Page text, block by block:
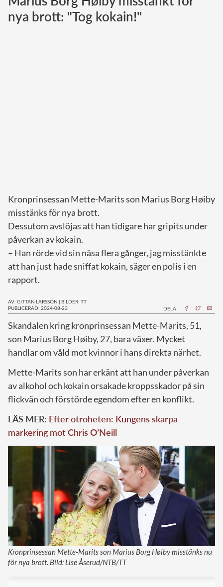
Norska kungahuset
nya brott: "Tog kokain!"
Kronprinsessan Mette-Marits son Marius Borg Høiby
misstänks för nya brott.
Dessutom avslöjas att han tidigare har gripits under
påverkan av kokain.
– Han rörde vid sin näsa flera gånger, jag misstänkte
att han just hade sniffat kokain, säger en polis i en
rapport.
AV: GITTAN LARSSON | BILDER: TT
PUBLICERAD: 2024-08-23
DELA:
Skandalen kring kronprinsessan Mette-Marits, 51,
son Marius Borg Høiby, 27, bara växer. Mycket
handlar om våld mot kvinnor i hans direkta närhet.
Mette-Marits son har erkänt att han under påverkan
av alkohol och kokain orsakade kroppsskador på sin
flickvän och förstörde egendom efter en konflikt.
LÄS MER: Efter otroheten: Kungens skarpa
markering mot Chris O’Neill
Kronprinsessan Mette-Marits son Marius Borg Høiby misstänks nu
för nya brott. Bild: Lise Åserud/NTB/TT